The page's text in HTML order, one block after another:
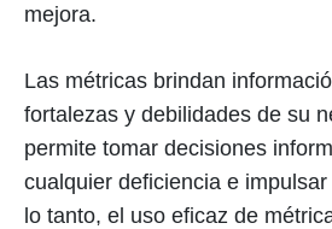
mejora.
Las métricas brindan
fortalezas y debilidades de su
permite tomar decisiones
cualquier deficiencia e
lo tanto, el uso eficaz de